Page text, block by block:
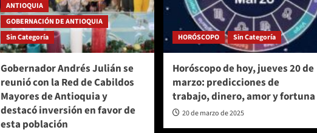
ANTIOQUIA
GOBERNACIÓN DE ANTIOQUIA
Sin Categoría
Gobernador Andrés Julián se
reunió con la Red de Cabildos
Mayores de Antioquia y
destacó inversión en favor de
esta población
HORÓSCOPO Sin Categoría
Horóscopo de hoy, jueves 20 de
marzo: predicciones de
trabajo, dinero, amor y fortuna
20 de marzo de 2025